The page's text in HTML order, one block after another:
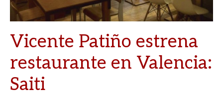
Vicente Patiño estrena
restaurante en Valencia:
Saiti